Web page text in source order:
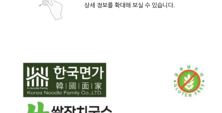
상세 정보를 확대해 보실 수 있습니다.